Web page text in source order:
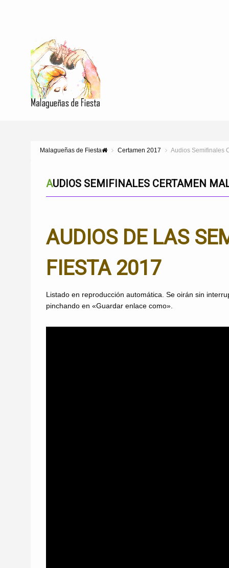
Malagueñas de Fiesta Certamen 2017 Audios Semifinales
AUDIOS SEMIFINALES CERTAMEN
AUDIOS DE LAS
FIESTA 2017
Listado en reproducción automática. Se oirán sin
pinchando en «Guardar enlace como».